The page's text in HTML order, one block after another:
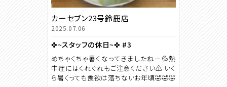
カーセブン23号鈴鹿店
2025.07.06
✤~スタッフの休日~✤ #3
めちゃくちゃ暑くなってきましたねー💦熱
中症にはくれぐれもご注意ください⚠️ いく
ら暑くっても食欲は落ちないお年頃🤣🤣🤣